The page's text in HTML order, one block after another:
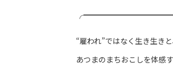
“雇われ”ではなく生き生き
あつまのまちおこしを体感